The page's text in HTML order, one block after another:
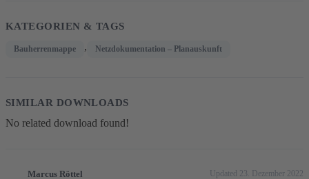
KATEGORIEN & TAGS
Bauherrenmappe , Netzdokumentation – Planauskunft
SIMILAR DOWNLOADS
No related download found!
Marcus Röttel Updated 23. Dezember 2022